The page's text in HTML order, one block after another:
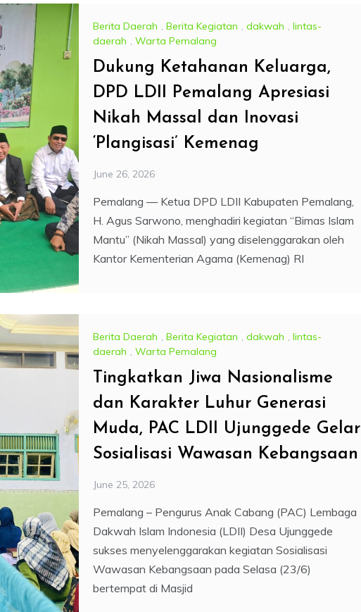
Berita Daerah , Berita Kegiatan , dakwah , lintas-
daerah , Warta Pemalang
Dukung Ketahanan Keluarga,
DPD LDII Pemalang Apresiasi
Nikah Massal dan Inovasi
‘Plangisasi’ Kemenag
June 26, 2026
Pemalang — Ketua DPD LDII Kabupaten Pemalang,
H. Agus Sarwono, menghadiri kegiatan “Bimas Islam
Mantu” (Nikah Massal) yang diselenggarakan oleh
Kantor Kementerian Agama (Kemenag) RI
Berita Daerah , Berita Kegiatan , dakwah , lintas-
daerah , Warta Pemalang
Tingkatkan Jiwa Nasionalisme
dan Karakter Luhur Generasi
Muda, PAC LDII Ujunggede Gelar
Sosialisasi Wawasan Kebangsaan
June 25, 2026
Pemalang – Pengurus Anak Cabang (PAC) Lembaga
Dakwah Islam Indonesia (LDII) Desa Ujunggede
sukses menyelenggarakan kegiatan Sosialisasi
Wawasan Kebangsaan pada Selasa (23/6)
bertempat di Masjid